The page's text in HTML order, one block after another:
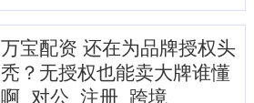
万宝配资 还在为品牌授权头
秃？无授权也能卖大牌谁懂
啊_对公_注册_跨境